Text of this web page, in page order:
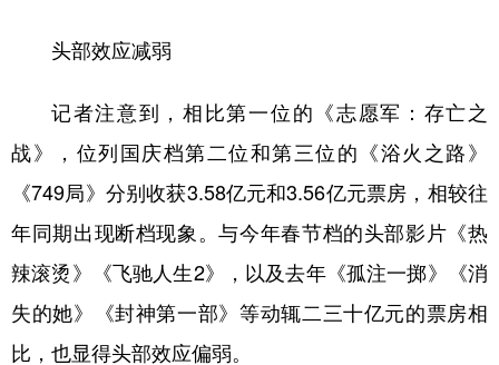
头部效应减弱
记者注意到，相比第一位的《志愿军：存亡之
战》，位列国庆档第二位和第三位的《浴火之路》
《749局》分别收获3.58亿元和3.56亿元票房，相较往
年同期出现断档现象。与今年春节档的头部影片《热
辣滚烫》《飞驰人生2》，以及去年《孤注一掷》《消
失的她》《封神第一部》等动辄二三十亿元的票房相
比，也显得头部效应偏弱。